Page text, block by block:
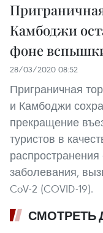
Камбоджи
фоне
28/03/2020 08:52
Приграничная
и Камбоджи
прекращение
туристов в
распространения
заболевания,
CoV-2 (COVID-19).
СМОТРЕТЬ